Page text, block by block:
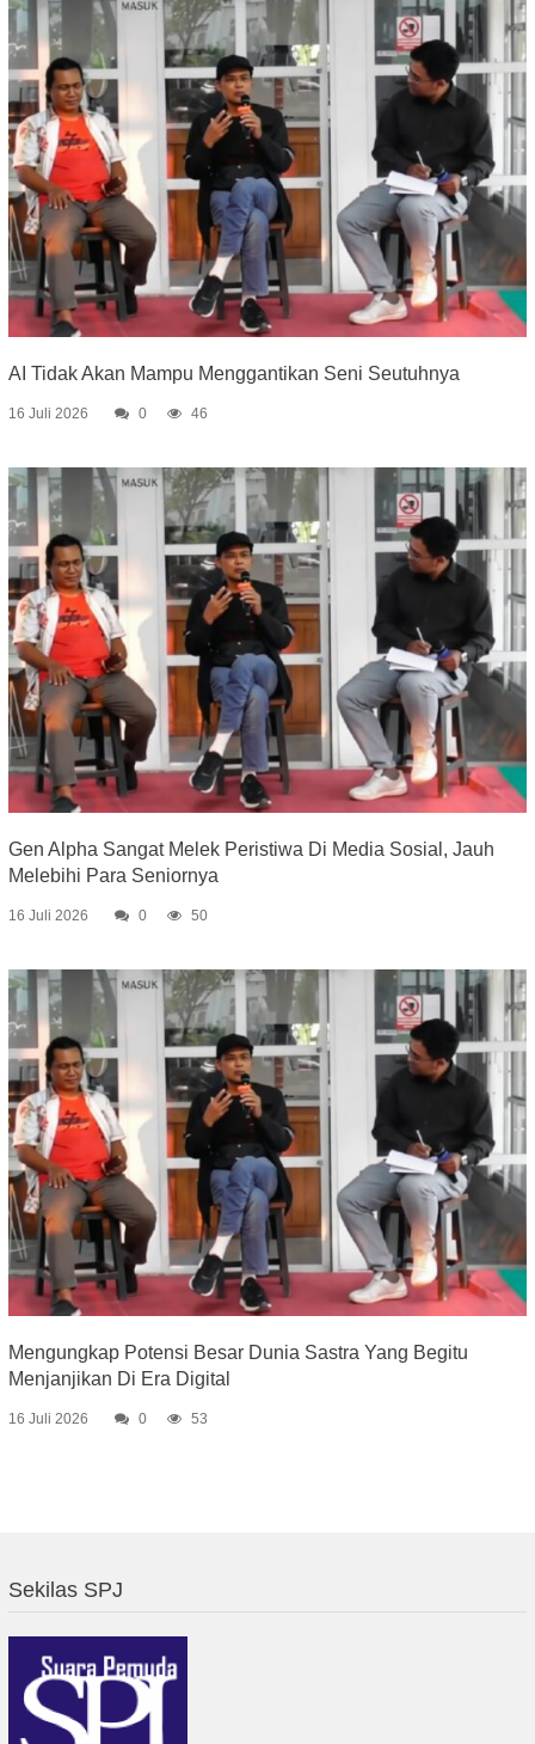
AI Tidak Akan Mampu Menggantikan Seni Seutuhnya
16 Juli 2026 0 46
Gen Alpha Sangat Melek Peristiwa Di Media Sosial, Jauh
Melebihi Para Seniornya
16 Juli 2026 0 50
Mengungkap Potensi Besar Dunia Sastra Yang Begitu
Menjanjikan Di Era Digital
16 Juli 2026 0 53
Sekilas SPJ